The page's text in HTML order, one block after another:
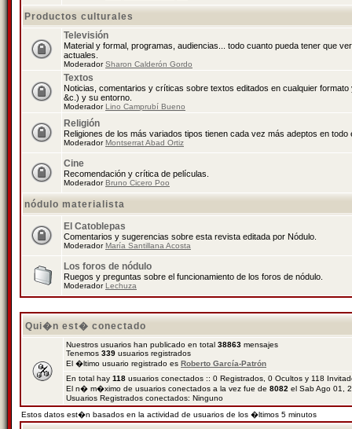
Productos culturales
Televisión
Material y formal, programas, audiencias... todo cuanto pueda tener que
actuales.
ModeradorSharon Calderón Gordo
Textos
Noticias, comentarios y críticas sobre textos editados en cualquier
&c.) y su entorno.
ModeradorLino Camprubí Bueno
Religión
Religiones de los más variados tipos tienen cada vez más adeptos en todo
ModeradorMontserrat Abad Ortiz
Cine
Recomendación y crítica de películas.
ModeradorBruno Cicero Poo
nódulo materialista
El Catoblepas
Comentarios y sugerencias sobre esta revista editada por Nódulo.
ModeradorMaría Santillana Acosta
Los foros de nódulo
Ruegos y preguntas sobre el funcionamiento de los foros de nódulo.
ModeradorLechuza
Qui�n est� conectado
Nuestros usuarios han publicado en total 38863 mensajes
Tenemos 339 usuarios registrados
El �ltimo usuario registrado es Roberto García-Patrón
En total hay 118 usuarios conectados :: 0 Registrados, 0 Ocultos y 118
El n� m�ximo de usuarios conectados a la vez fue de 8082 el Sab Ago 01,
Usuarios Registrados conectados: Ninguno
Estos datos est�n basados en la actividad de usuarios de los �ltimos 5 minutos